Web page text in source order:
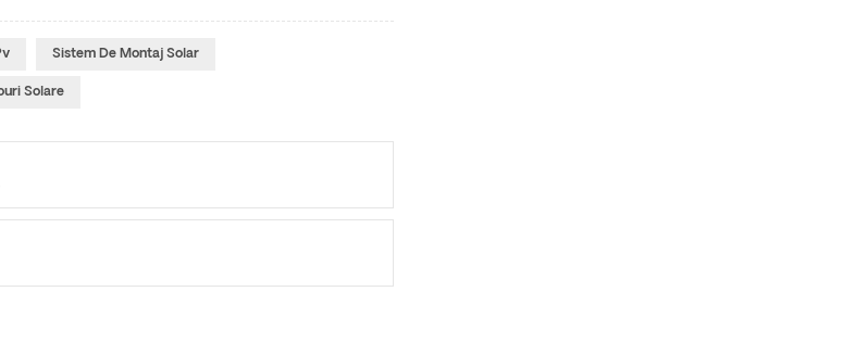
Sistem De Montaj Solar
Solare